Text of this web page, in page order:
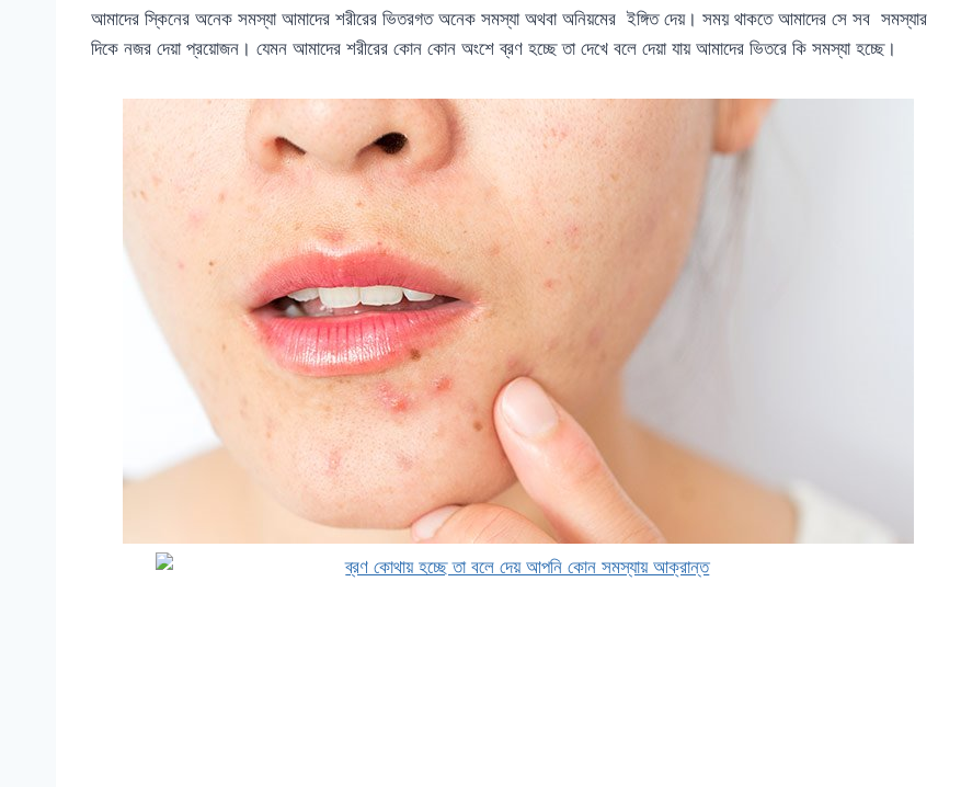
আমাদের স্কিনের অনেক সমস্যা আমাদের শরীরের ভিতরগত অনেক সমস্যা অথবা অনিয়মের ইঙ্গিত দেয়। সময় থাকতে আমাদের সে সব সমস্যার
দিকে নজর দেয়া প্রয়োজন। যেমন আমাদের শরীরের কোন কোন অংশে ব্রণ হচ্ছে তা দেখে বলে দেয়া যায় আমাদের ভিতরে কি সমস্যা হচ্ছে।